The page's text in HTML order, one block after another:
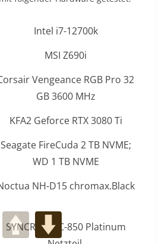
Intel i7-12700k
MSI Z690i
Vengeance RGB Pro 32
GB 3600 MHz
KFA2 Geforce RTX 3080 Ti
Seagate FireCuda 2 TB NVME;
WD 1 TB NVME
NH-D15 chromax.Black
SYNCRO DPC-850 Platinum